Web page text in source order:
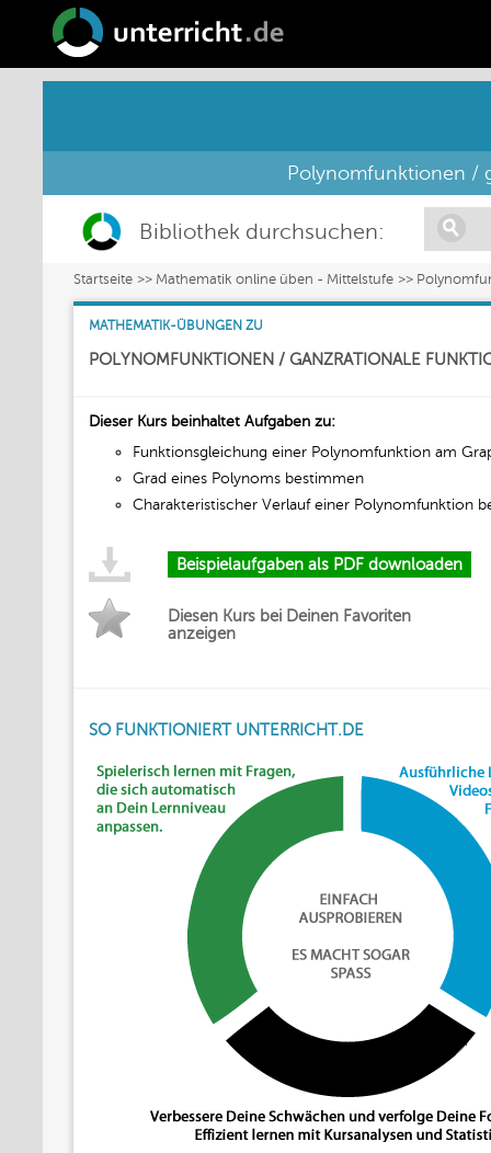
Polynomfunktionen /
Bibliothek durchsuchen:
Startseite Mathematik online üben - Mittelstufe
MATHEMATIK-ÜBUNGEN ZU
POLYNOMFUNKTIONEN / GANZRATIONALE
Dieser Kurs beinhaltet Aufgaben zu:
Funktionsgleichung einer Polynomfunktion am
Grad eines Polynoms bestimmen
Charakteristischer Verlauf einer Polynomfunktion
Beispielaufgaben als PDF downloaden
Diesen Kurs bei Deinen Favoriten
anzeigen
SO FUNKTIONIERT UNTERRICHT.DE